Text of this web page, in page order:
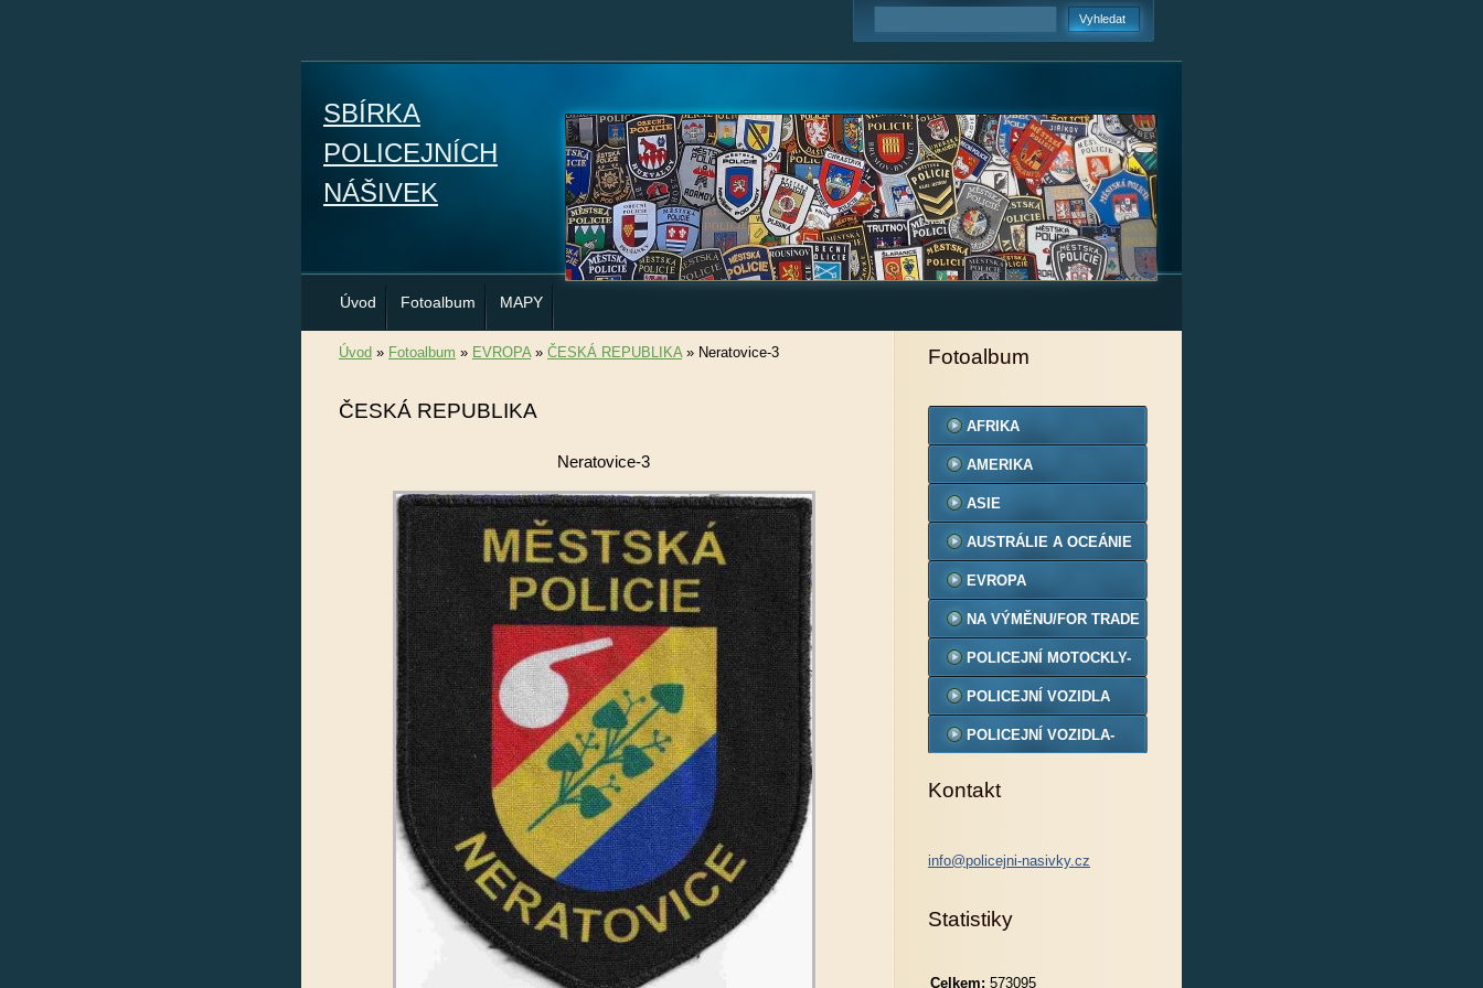
SBÍRKA
POLICEJNÍCH
NÁŠIVEK
Úvod Fotoalbum MAPY
Úvod » Fotoalbum » EVROPA» ČESKÁ REPUBLIKA» Neratovice-3
ČESKÁ REPUBLIKA
Neratovice-3
Fotoalbum
AFRIKA
AMERIKA
ASIE
AUSTRÁLIE A OCEÁNIE
EVROPA
NA VÝMĚNU/FOR TRADE
POLICEJNÍ MOTOCKLY-
MODELY
POLICEJNÍ VOZIDLA
POLICEJNÍ VOZIDLA-
Kontakt
info@policejni-nasivky.cz
Statistiky
Celkem: 573095